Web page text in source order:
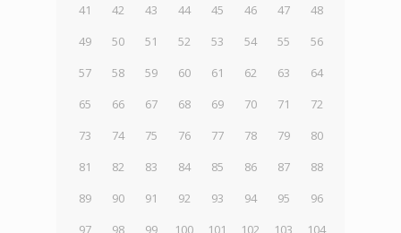
41
42 43 44 45 46 47
48
49
50 51 52 53 54 55
56
57
58 59 60 61 62 63
64
65
66 67 68 69 70 71
72
73
74 75 76 77 78 79
80
81
82 83 84 85 86 87
88
89
90 91 92 93 94 95
96
97
98 99 100 101 102 103 104